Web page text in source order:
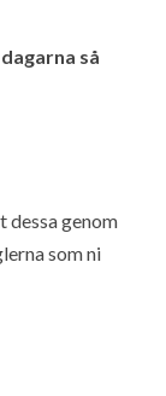
så
dessa genom
som ni